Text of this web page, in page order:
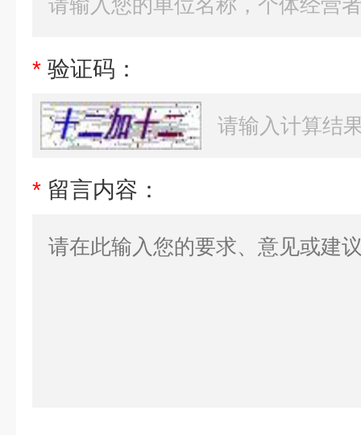
* 验证码：
* 留言内容：